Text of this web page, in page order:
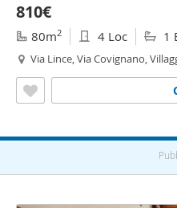
810€
80m2 4 Loc 1
Via Lince, Via Covignano,